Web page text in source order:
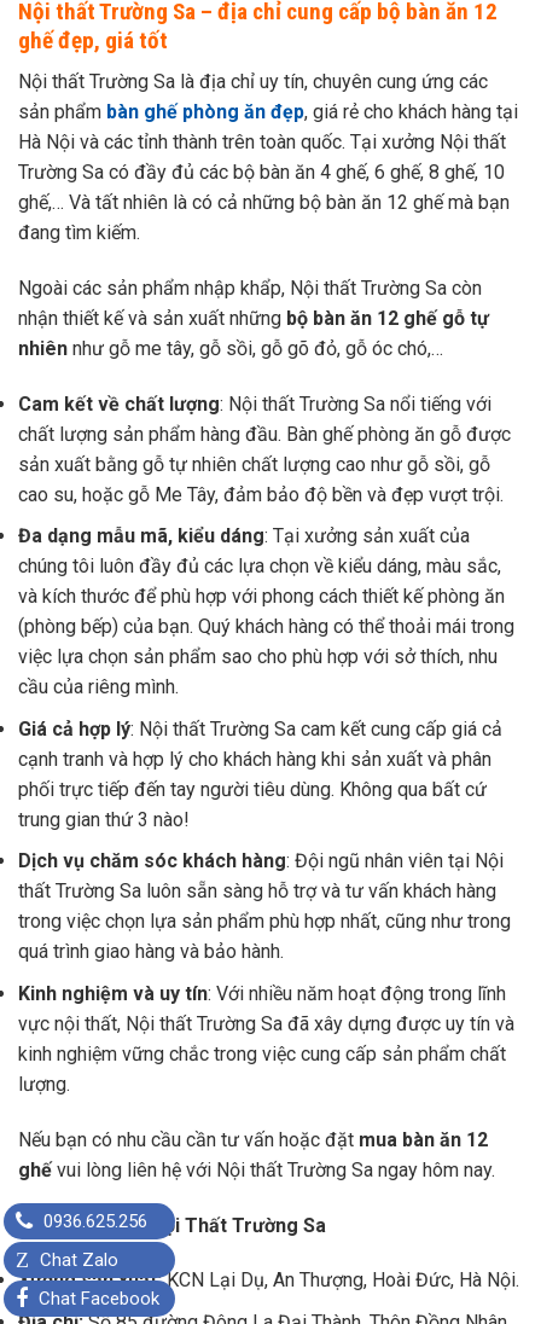
Nội thất Trường Sa – địa chỉ cung cấp bộ bàn ăn 12
ghế đẹp, giá tốt
Nội thất Trường Sa là địa chỉ uy tín, chuyên cung ứng các
sản phẩm bàn ghế phòng ăn đẹp, giá rẻ cho khách hàng tại
Hà Nội và các tỉnh thành trên toàn quốc. Tại xưởng Nội thất
Trường Sa có đầy đủ các bộ bàn ăn 4 ghế, 6 ghế, 8 ghế, 10
ghế,… Và tất nhiên là có cả những bộ bàn ăn 12 ghế mà bạn
đang tìm kiếm.
Ngoài các sản phẩm nhập khẩp, Nội thất Trường Sa còn
nhận thiết kế và sản xuất những bộ bàn ăn 12 ghế gỗ tự
nhiên như gỗ me tây, gỗ sồi, gỗ gõ đỏ, gỗ óc chó,…
Cam kết về chất lượng: Nội thất Trường Sa nổi tiếng với
chất lượng sản phẩm hàng đầu. Bàn ghế phòng ăn gỗ được
sản xuất bằng gỗ tự nhiên chất lượng cao như gỗ sồi, gỗ
cao su, hoặc gỗ Me Tây, đảm bảo độ bền và đẹp vượt trội.
Đa dạng mẫu mã, kiểu dáng: Tại xưởng sản xuất của
chúng tôi luôn đầy đủ các lựa chọn về kiểu dáng, màu sắc,
và kích thước để phù hợp với phong cách thiết kế phòng ăn
(phòng bếp) của bạn. Quý khách hàng có thể thoải mái trong
việc lựa chọn sản phẩm sao cho phù hợp với sở thích, nhu
cầu của riêng mình.
Giá cả hợp lý: Nội thất Trường Sa cam kết cung cấp giá cả
cạnh tranh và hợp lý cho khách hàng khi sản xuất và phân
phối trực tiếp đến tay người tiêu dùng. Không qua bất cứ
trung gian thứ 3 nào!
Dịch vụ chăm sóc khách hàng: Đội ngũ nhân viên tại Nội
thất Trường Sa luôn sẵn sàng hỗ trợ và tư vấn khách hàng
trong việc chọn lựa sản phẩm phù hợp nhất, cũng như trong
quá trình giao hàng và bảo hành.
Kinh nghiệm và uy tín: Với nhiều năm hoạt động trong lĩnh
vực nội thất, Nội thất Trường Sa đã xây dựng được uy tín và
kinh nghiệm vững chắc trong việc cung cấp sản phẩm chất
lượng.
Nếu bạn có nhu cầu cần tư vấn hoặc đặt mua bàn ăn 12
ghếvui lòng liên hệ với Nội thất Trường Sa ngay hôm nay.
Công ty TNHH Nội Thất Trường Sa
Xưởng sản xuất:KCN Lại Dụ, An Thượng, Hoài Đức, Hà Nội.
0936.625.256
Z Chat Zalo
Chat Facebook